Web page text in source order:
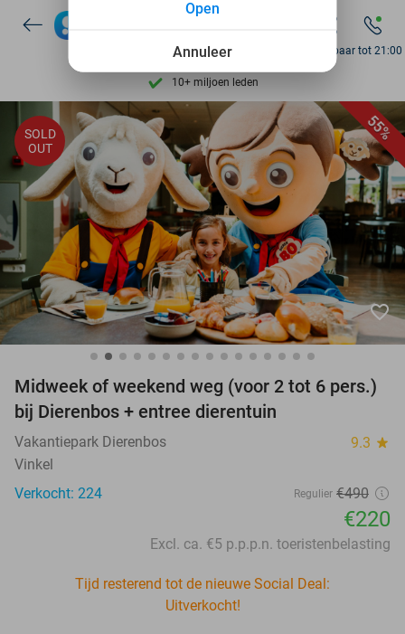
Ontdek 15.000+ deals
7 dagen per week beschikbaar
10+ miljoen leden
9,4 op basis van206.310 reviews
Ontdek 15.000+ deals
7 dagen per week beschikbaar
10+ miljoen leden
Bereikbaar tot 21:00
55%
SOLD
OUT
favorite_border
Midweek of weekend weg (voor 2 tot 6 pers.)
bij Dierenbos + entree dierentuin
Vakantiepark Dierenbos 9.3 star
Vinkel
Verkocht: 224
Regulier €490
€220
Excl. ca. €5 p.p.p.n. toeristenbelasting
Tijd resterend tot de nieuwe Social Deal:
Uitverkocht!
Annuleer
Open